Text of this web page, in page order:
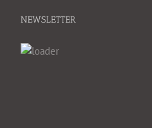
NEWSLETTER